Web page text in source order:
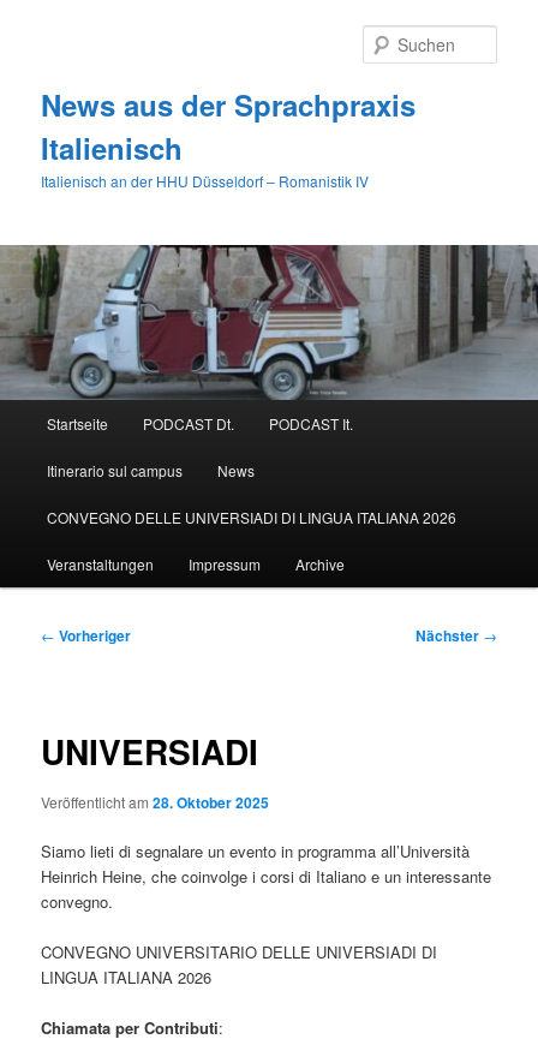
News aus der Sprachpraxis
Italienisch
Italienisch an der HHU Düsseldorf – Romanistik IV
Startseite PODCAST Dt. PODCAST It.
Itinerario sul campus News
CONVEGNO DELLE UNIVERSIADI DI LINGUA ITALIANA 2026
Veranstaltungen Impressum Archive
Beitragsnavigation
← Vorheriger Nächster →
UNIVERSIADI
Veröffentlicht am28. Oktober 2025
Siamo lieti di segnalare un evento in programma all’Università
Heinrich Heine, che coinvolge i corsi di Italiano e un interessante
convegno.
CONVEGNO UNIVERSITARIO DELLE UNIVERSIADI DI
LINGUA ITALIANA 2026
Chiamata per Contributi: